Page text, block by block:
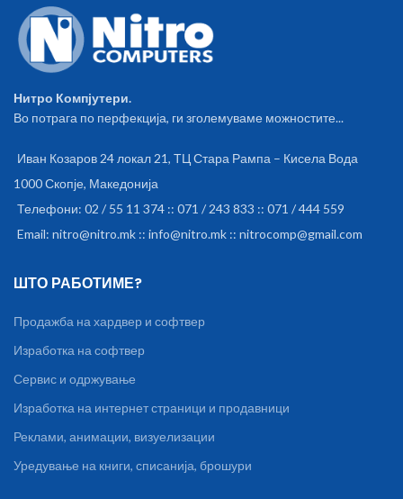
Нитро Компјутери.
Во потрага по перфекција, ги зголемуваме можностите...
Иван Козаров 24 локал 21, ТЦ Стара Рампа – Кисела Вода
1000 Скопје, Македонија
Телефони: 02 / 55 11 374 :: 071 / 243 833 :: 071 / 444 559
Email: nitro@nitro.mk :: info@nitro.mk :: nitrocomp@gmail.com
ШТО РАБОТИМЕ?
Продажба на хардвер и софтвер
Изработка на софтвер
Сервис и одржување
Изработка на интернет страници и продавници
Реклами, анимации, визуелизации
Уредување на книги, списанија, брошури